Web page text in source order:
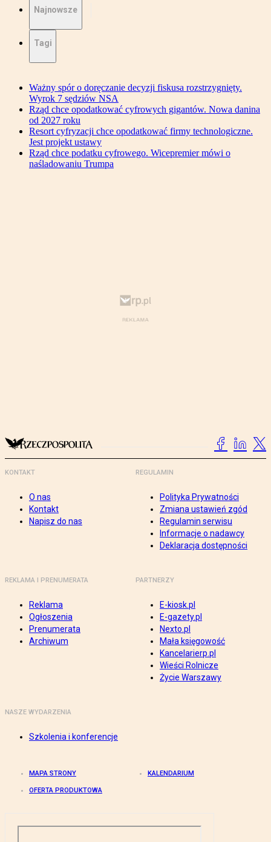
Najnowsze
Tagi
Ważny spór o doręczanie decyzji fiskusa rozstrzygnięty.
Wyrok 7 sędziów NSA
Rząd chce opodatkować cyfrowych gigantów. Nowa danina
od 2027 roku
Resort cyfryzacji chce opodatkować firmy technologiczne.
Jest projekt ustawy
Rząd chce podatku cyfrowego. Wicepremier mówi o
naśladowaniu Trumpa
KONTAKT
O nas
Kontakt
Napisz do nas
REGULAMIN
Polityka Prywatności
Zmiana ustawień zgód
Regulamin serwisu
Informacje o nadawcy
Deklaracja dostępności
REKLAMA I PRENUMERATA
Reklama
Ogłoszenia
Prenumerata
Archiwum
PARTNERZY
E-kiosk.pl
E-gazety.pl
Nexto.pl
Mała księgowość
Kancelarierp.pl
Wieści Rolnicze
Życie Warszawy
NASZE WYDARZENIA
Szkolenia i konferencje
MAPA STRONY KALENDARIUM
OFERTA PRODUKTOWA